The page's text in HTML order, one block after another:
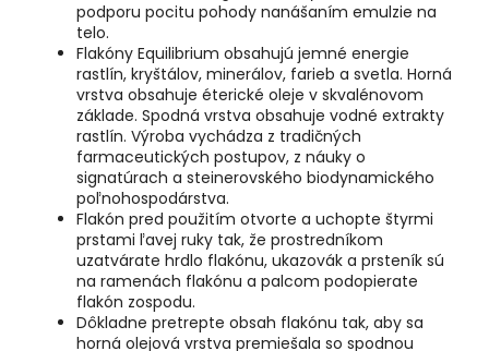
podporu pocitu pohody nanášaním emulzie na
telo.
Flakóny Equilibrium obsahujú jemné energie
rastlín, kryštálov, minerálov, farieb a svetla. Horná
vrstva obsahuje éterické oleje v skvalénovom
základe. Spodná vrstva obsahuje vodné extrakty
rastlín. Výroba vychádza z tradičných
farmaceutických postupov, z náuky o
signatúrach a steinerovského biodynamického
poľnohospodárstva.
Flakón pred použitím otvorte a uchopte štyrmi
prstami ľavej ruky tak, že prostredníkom
uzatvárate hrdlo flakónu, ukazovák a prsteník sú
na ramenách flakónu a palcom podopierate
flakón zospodu.
Dôkladne pretrepte obsah flakónu tak, aby sa
horná olejová vrstva premiešala so spodnou